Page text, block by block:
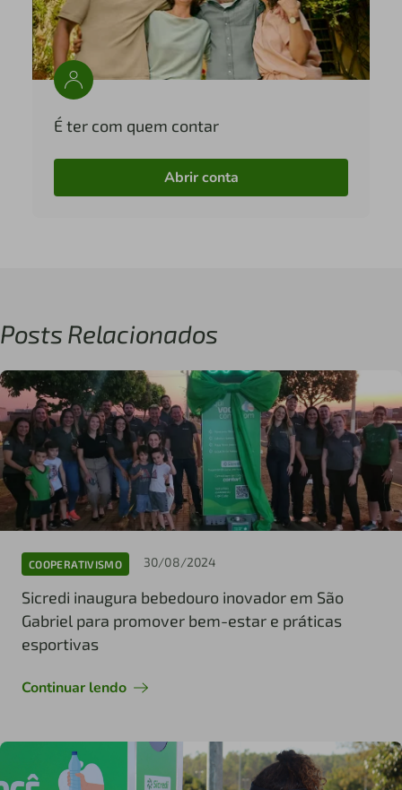
É ter com quem contar
Abrir conta
Posts Relacionados
COOPERATIVISMO 30/08/2024
Sicredi inaugura bebedouro inovador em São
Gabriel para promover bem-estar e práticas
esportivas
Continuar lendo